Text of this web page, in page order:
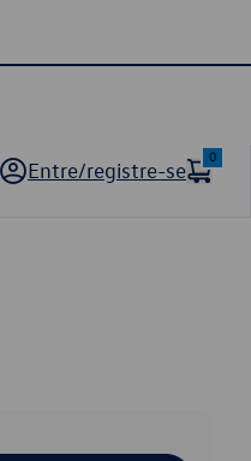
Entre/registre-se
0